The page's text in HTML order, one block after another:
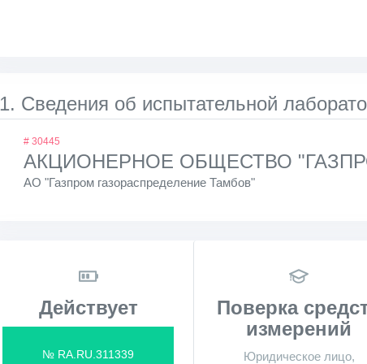
1. Сведения об испытательной
# 30445
АКЦИОНЕРНОЕ ОБЩЕСТВО
АО "Газпром газораспределение Тамбов"
Действует
№ RA.RU.311339
Поверка
измерений
Юридическое лицо,